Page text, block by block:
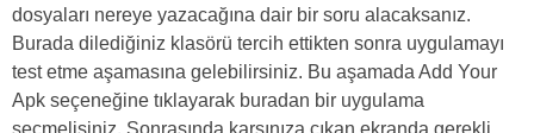
dosyaları nereye yazacağına dair bir soru alacaksanız.
Burada dilediğiniz klasörü tercih ettikten sonra uygulamayı
test etme aşamasına gelebilirsiniz. Bu aşamada Add Your
Apk seçeneğine tıklayarak buradan bir uygulama
seçmelisiniz. Sonrasında karşınıza çıkan ekranda gerekli